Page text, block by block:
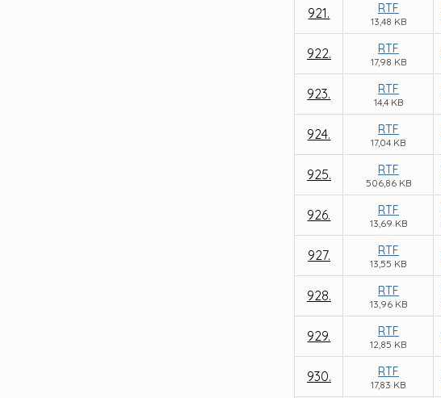
921. RTF
13,48 KB
922. RTF
17,98 KB
923. RTF
14,4 KB
924. RTF
17,04 KB
925. RTF
506,86 KB
926. RTF
13,69 KB
927. RTF
13,55 KB
928. RTF
13,96 KB
929. RTF
12,85 KB
930. RTF
17,83 KB